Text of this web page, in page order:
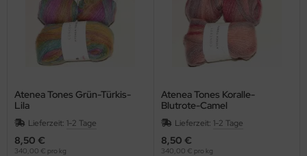
Atenea Tones Grün-Türkis-
Lila
Lieferzeit: 1-2 Tage
8,50 €
340,00 € pro kg
Atenea Tones Koralle-
Blutrote-Camel
Lieferzeit: 1-2 Tage
8,50 €
340,00 € pro kg